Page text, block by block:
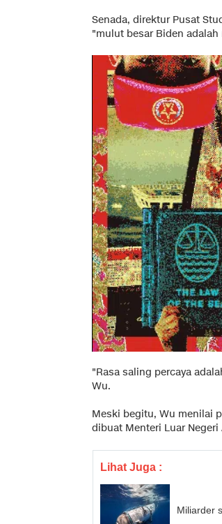
Senada, direktur Pusat
"mulut besar Biden adalah
"Rasa saling percaya
Wu.
Meski begitu, Wu menilai
dibuat Menteri Luar
Lihat Juga :
Miliarder